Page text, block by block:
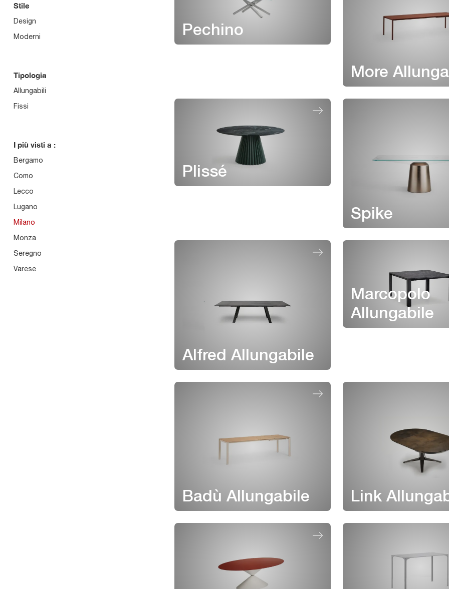
Stile
Design
Moderni
Tipologia
Allungabili
Fissi
I più visti a :
Bergamo
Como
Lecco
Lugano
Milano
Monza
Seregno
Varese
Pechino
More
Plissé
Spike
Alfred Allungabile
Marcopolo
Allungabile
Badù Allungabile Link